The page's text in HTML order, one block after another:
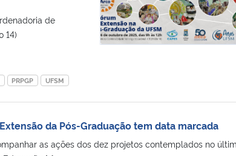
de
14)
PRPGP UFSM
da Pós-Graduação tem data marcada
as ações dos dez projetos contemplados no